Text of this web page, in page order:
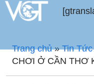
Trang chủ»Tin Tức
CHƠI Ở CẦN THƠ